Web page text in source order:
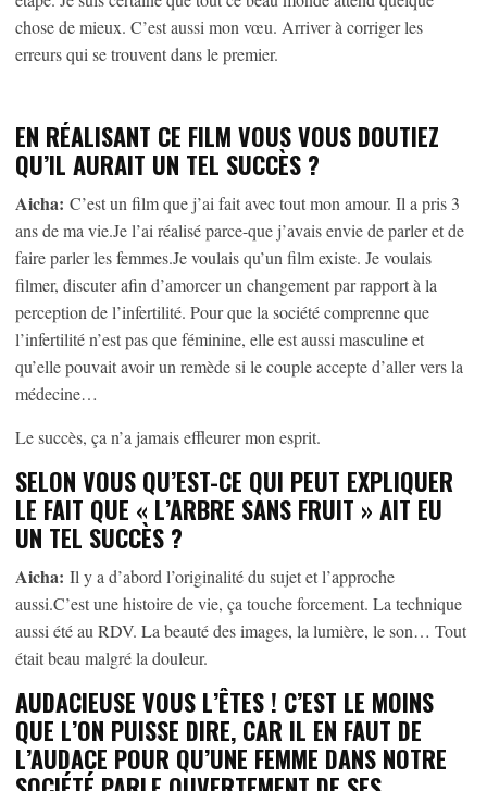
chose de mieux. C’est aussi mon vœu. Arriver à corriger les
erreurs qui se trouvent dans le premier.
EN RÉALISANT CE FILM VOUS VOUS DOUTIEZ
QU’IL AURAIT UN TEL SUCCÈS ?
Aicha: C’est un film que j’ai fait avec tout mon amour. Il a pris 3
ans de ma vie.Je l’ai réalisé parce-que j’avais envie de parler et de
faire parler les femmes.Je voulais qu’un film existe. Je voulais
filmer, discuter afin d’amorcer un changement par rapport à la
perception de l’infertilité. Pour que la société comprenne que
l’infertilité n’est pas que féminine, elle est aussi masculine et
qu’elle pouvait avoir un remède si le couple accepte d’aller vers la
médecine…
Le succès, ça n’a jamais effleurer mon esprit.
SELON VOUS QU’EST-CE QUI PEUT EXPLIQUER
LE FAIT QUE « L’ARBRE SANS FRUIT » AIT EU
UN TEL SUCCÈS ?
Aicha: Il y a d’abord l’originalité du sujet et l’approche
aussi.C’est une histoire de vie, ça touche forcement. La technique
aussi été au RDV. La beauté des images, la lumière, le son… Tout
était beau malgré la douleur.
AUDACIEUSE VOUS L’ÊTES ! C’EST LE MOINS
QUE L’ON PUISSE DIRE, CAR IL EN FAUT DE
L’AUDACE POUR QU’UNE FEMME DANS NOTRE